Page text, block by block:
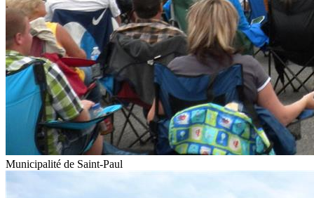
Municipalité de Saint-Paul